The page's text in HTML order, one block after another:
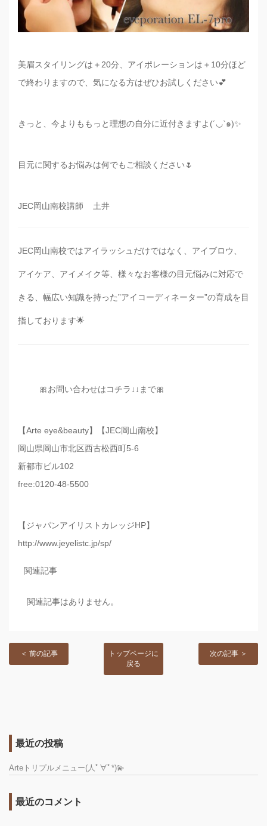
美眉スタイリングは＋20分、アイポレーションは＋10分ほど
で終わりますので、気になる方はぜひお試しください💕
きっと、今よりももっと理想の自分に近付きますよ(´◡`๑)✨
目元に関するお悩みは何でもご相談ください🌷
JEC岡山南校講師 土井
JEC岡山南校ではアイラッシュだけではなく、アイブロウ、
アイケア、アイメイク等、様々なお客様の目元悩みに対応で
きる、幅広い知識を持った”アイコーディネーター”の育成を目
指しております🌟
🎀お問い合わせはコチラ↓↓まで🎀
【Arte eye&beauty】【JEC岡山南校】
岡山県岡山市北区西古松西町5-6
新都市ビル102
free:0120-48-5500
【ジャパンアイリストカレッジHP】
http://www.jeyelistc.jp/sp/
関連記事
関連記事はありません。
＜ 前の記事
トップページに
戻る
次の記事 ＞
最近の投稿
Arteトリプルメニュー(人ﾟ∀ﾟ*)💫
最近のコメント